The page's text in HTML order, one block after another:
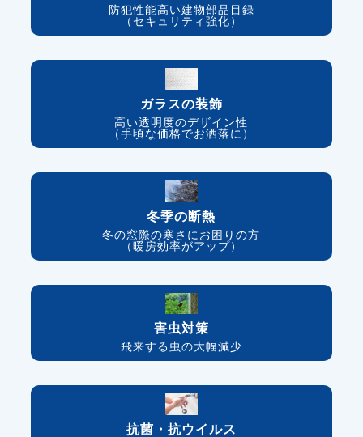
防犯性能高い建物部品目録
（セキュリティ強化）
ガラスの装飾
高い透明度のデザイン性
（手頃な価格でお洒落に）
冬季の断熱
冬の窓際の寒さにお困りの方
（暖房効率がアップ）
害虫対策
飛来する虫の大幅減少
抗菌・抗ウイルス